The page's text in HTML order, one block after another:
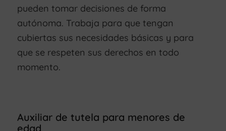
pueden tomar decisiones de forma
autónoma. Trabaja para que tengan
cubiertas sus necesidades básicas y para
que se respeten sus derechos en todo
momento.
Auxiliar de tutela para menores de
edad